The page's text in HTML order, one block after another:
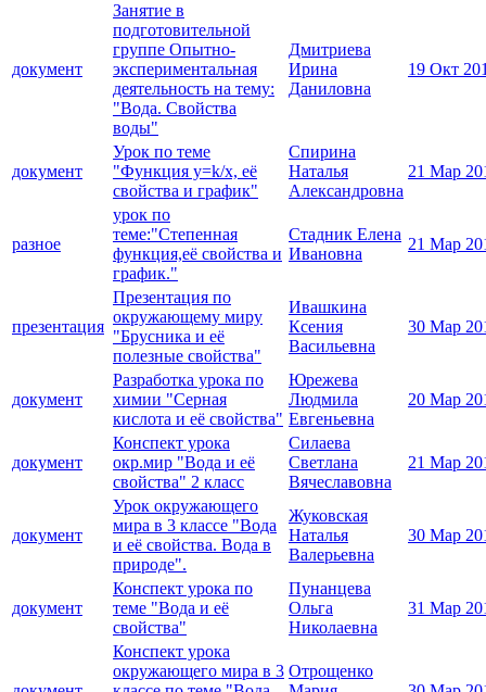
документ
Занятие в
подготовительной
группе Опытно-
экспериментальная
деятельность на тему:
"Вода. Свойства
воды"
Дмитриева
Ирина
Даниловна
19 Окт
документ
Урок по теме
"Функция y=k/x, её
свойства и график"
Спирина
Наталья
Александровна
21 Мар
разное
урок по
теме:"Степенная
функция,её свойства и
график."
Стадник Елена
Ивановна
21 Мар
презентация
Презентация по
окружающему миру
"Брусника и её
полезные свойства"
Ивашкина
Ксения
Васильевна
30 Мар
документ
Разработка урока по
химии "Серная
кислота и её свойства"
Юрежева
Людмила
Евгеньевна
20 Мар
документ
Конспект урока
окр.мир "Вода и её
свойства" 2 класс
Силаева
Светлана
Вячеславовна
21 Мар
документ
Урок окружающего
мира в 3 классе "Вода
и её свойства. Вода в
природе".
Жуковская
Наталья
Валерьевна
30 Мар
документ
Конспект урока по
теме "Вода и её
свойства"
Пунанцева
Ольга
Николаевна
31 Мар
Конспект урока
окружающего мира в 3 Отрощенко